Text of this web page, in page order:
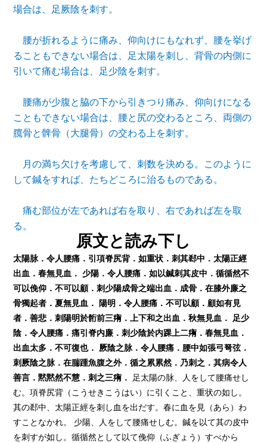
場合は、足厥陰を刺す。
腰が折れるように痛み、仰向けにもなれず、腰を挙げ
ることもできない場合は、足太陽を刺し、背骨の内側に
引いて痛む場合は、足少陰を刺す。
腰痛が少腹と脇の下から引きつり痛み、仰向けになる
こともできない場合は、腰と尻の交わるところ、両側の
臗骨と髀骨（大腿骨）の交わる上を刺す。
月の満ち欠けを考慮して、刺数を決める。このように
して鍼をすれば、たちどころに治るものである。
痛む部位が左であれば右を取り、右であれば左を取
る。
原文と読み下し
太陽脉．令人腰痛．引項脊尻背．如重状．刺其郄中．太陽正經
出血．春無見血． 少陽．令人腰痛．如以鍼刺其皮中．循循然不
可以俛仰．不可以顧．刺少陽成骨之端出血．成骨．在膝外廉之
骨獨起者．夏無見血．
陽明．令人腰痛．不可以顧．顧如有見
者．善悲．刺陽明於䯒前三痏 ．上下和之出血．秋無見血．
足少
陰．令人腰痛．痛引脊内廉．刺少陰於内踝上二痏 ．春無見血．
出血太多．不可復也．
厥陰之脉．令人腰痛．腰中如張弓弩弦．
刺厥陰之脉．在腨踵魚腹之外．循之累累然．乃刺之．其病令人
善言．黙黙然不慧．刺之三痏 ．
足太陽の脉、人をして腰痛せし
む。項脊尻背（こうせきこうはい）に引くこと、重状の如し。
其の郄中、太陽正經を刺し血を出だす。春に血を見（あら）わ
すことなかれ。 少陽、人をして腰痛せしむ。鍼を以て其の皮中
を刺すが如し。循循然として以て俛仰（ふぎょう）すべから